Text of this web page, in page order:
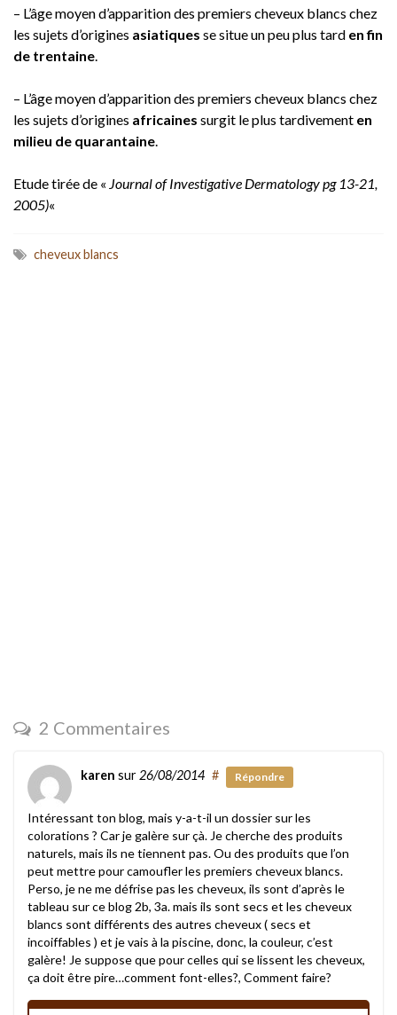
– L’âge moyen d’apparition des premiers cheveux blancs chez
les sujets d’origines asiatiques se situe un peu plus tard en fin
de trentaine.
– L’âge moyen d’apparition des premiers cheveux blancs chez
les sujets d’origines africaines surgit le plus tardivement en
milieu de quarantaine.
Etude tirée de « Journal of Investigative Dermatology pg 13-21,
2005)«
cheveux blancs
2 Commentaires
karen sur 26/08/2014 # Répondre
Intéressant ton blog, mais y-a-t-il un dossier sur les
colorations ? Car je galère sur çà. Je cherche des produits
naturels, mais ils ne tiennent pas. Ou des produits que l’on
peut mettre pour camoufler les premiers cheveux blancs.
Perso, je ne me défrise pas les cheveux, ils sont d’après le
tableau sur ce blog 2b, 3a. mais ils sont secs et les cheveux
blancs sont différents des autres cheveux ( secs et
incoiffables ) et je vais à la piscine, donc, la couleur, c’est
galère! Je suppose que pour celles qui se lissent les cheveux,
ça doit être pire…comment font-elles?, Comment faire?